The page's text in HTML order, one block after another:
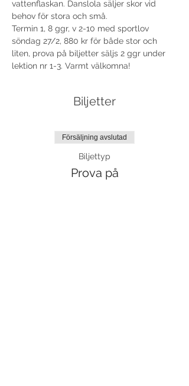
vattenflaskan. Danslola säljer skor vid
behov för stora och små.
Termin 1, 8 ggr, v 2-10 med sportlov
söndag 27/2, 880 kr för både stor och
liten, prova på biljetter säljs 2 ggr under
lektion nr 1-3. Varmt välkomna!
Biljetter
Försäljning avslutad
Biljettyp
Prova på